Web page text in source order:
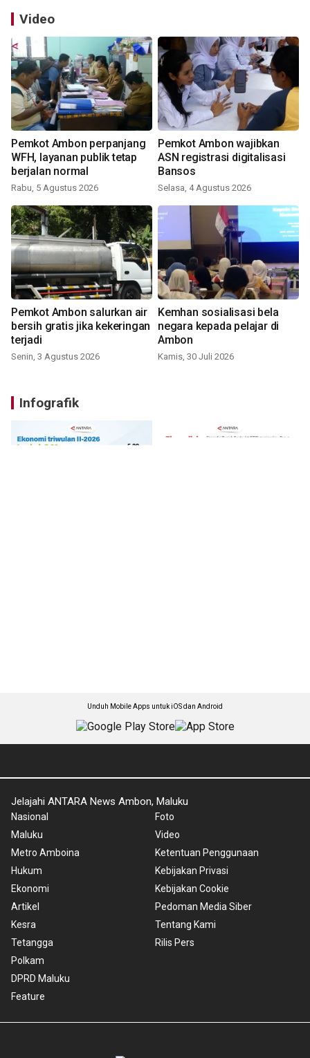
Video
Pemkot Ambon perpanjang
WFH, layanan publik tetap
berjalan normal
Rabu, 5 Agustus 2026
Pemkot Ambon wajibkan
ASN registrasi digitalisasi
Bansos
Selasa, 4 Agustus 2026
Pemkot Ambon salurkan air
bersih gratis jika kekeringan
terjadi
Senin, 3 Agustus 2026
Kemhan sosialisasi bela
negara kepada pelajar di
Ambon
Kamis, 30 Juli 2026
Infografik
Unduh Mobile Apps untuk iOS dan Android
Jelajahi ANTARA News Ambon, Maluku
Nasional
Maluku
Metro Amboina
Hukum
Ekonomi
Artikel
Kesra
Tetangga
Polkam
DPRD Maluku
Feature
Foto
Video
Ketentuan Penggunaan
Kebijakan Privasi
Kebijakan Cookie
Pedoman Media Siber
Tentang Kami
Rilis Pers